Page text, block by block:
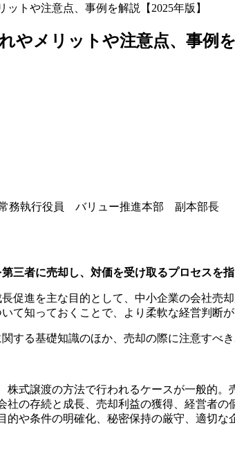
トや注意点、事例を解説【2025年版】
やメリットや注意点、事例を
務執行役員 バリュー推進本部 副本部長
三者に売却し、対価を受け取るプロセスを指
促進を主な目的として、中小企業の会社売
て知っておくことで、より柔軟な経営判断が
する基礎知識のほか、売却の際に注意すべ
株式譲渡の方法で行われるケースが一般的。
社の存続と成長、売却利益の獲得、経営者の
的や条件の明確化、秘密保持の厳守、適切